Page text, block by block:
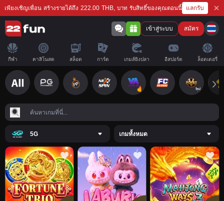
เพียงเชิญเพื่อน สร้างรายได้ถึง 222.00 THB, บาท รับสิทธิ์ของคุณตอนนี้ แลกรับ
สมัคร
เข้าสู่ระบบ
กีฬา คาสิโนสด สล็อต การ์ด เกมส์ยิงปลา อีสปอร์ต ล็อตเตอรี่
5G เกมทั้งหมด